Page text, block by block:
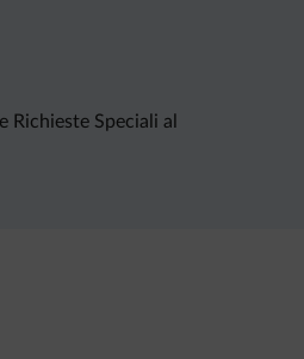
Speciali al